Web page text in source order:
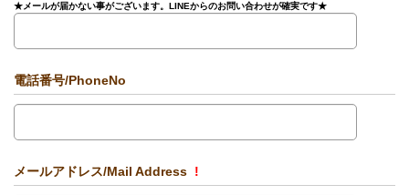
★メールが届かない事がございます。LINEからのお問い合わせが確実です★
電話番号/PhoneNo
メールアドレス/Mail Address !